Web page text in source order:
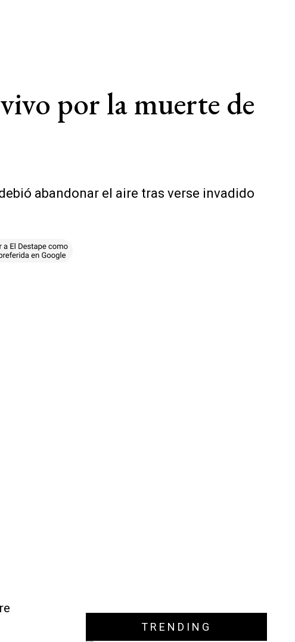
por la muerte de
abandonar el aire tras verse invadido
TRENDING